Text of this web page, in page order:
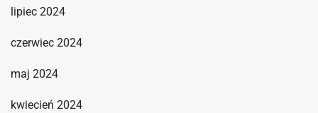
lipiec 2024
czerwiec 2024
maj 2024
kwiecień 2024